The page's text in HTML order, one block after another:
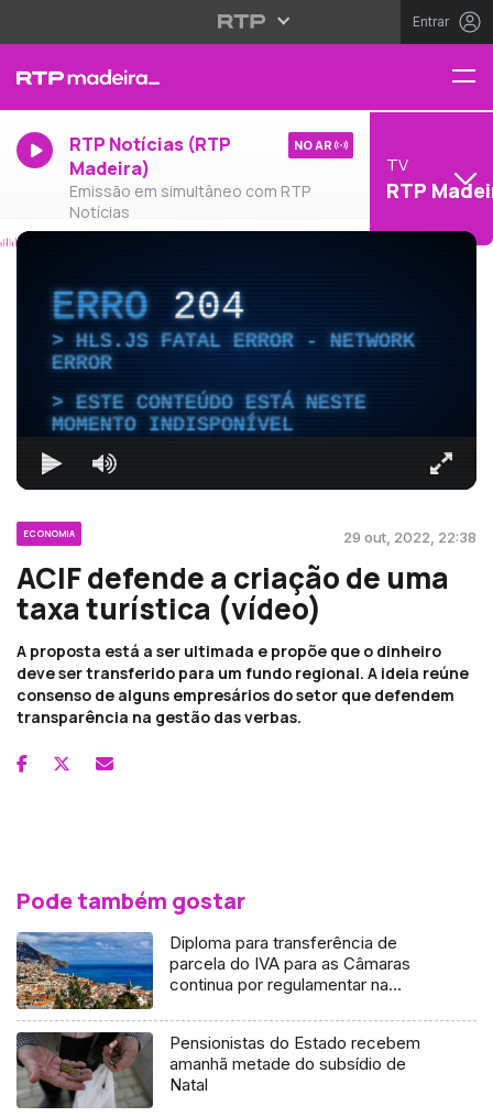
Entrar
RTP Notícias (RTP
Madeira)
Emissão em simultâneo com RTP
Notícias
NO AR
TV
RTP
ERRO204
HLS.JS FATAL ERROR - NETWORK
ERROR
ESTE CONTEÚDO ESTÁ NESTE
MOMENTO INDISPONÍVEL
ECONOMIA 29 out, 2022, 22:38
ACIF defende a criação de uma
taxa turística (vídeo)
A proposta está a ser ultimada e propõe que o dinheiro
deve ser transferido para um fundo regional. A ideia reúne
consenso de alguns empresários do setor que defendem
transparência na gestão das verbas.
Pode também gostar
Diploma para transferência de
parcela do IVA para as Câmaras
continua por regulamentar na
Pensionistas do Estado recebem
amanhã metade do subsídio de
Natal